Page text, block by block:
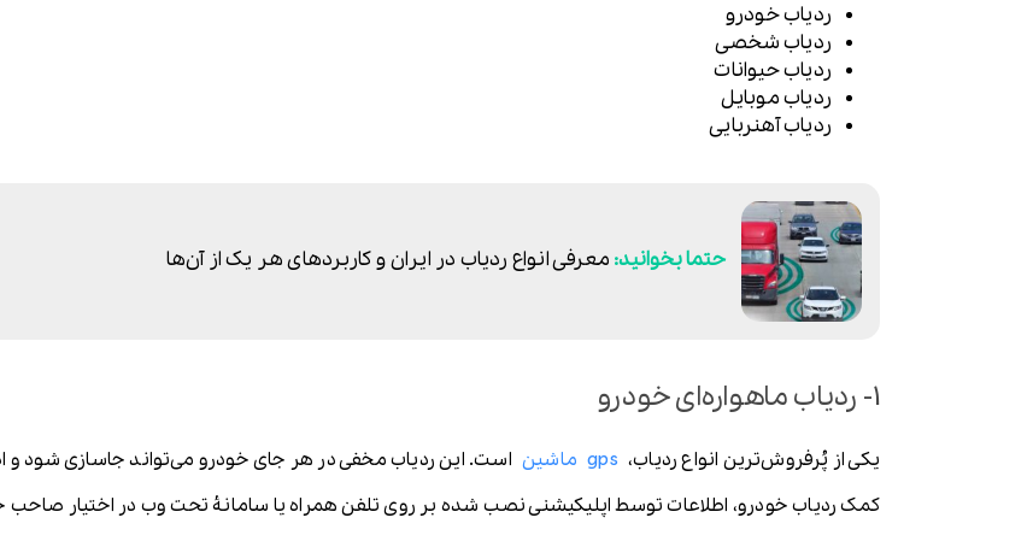
ردیاب خودرو
ردیاب شخصی
ردیاب حیوانات
ردیاب موبایل
ردیاب آهنربایی
معرفی انواع ردیاب در ایران و کاربردهای هر یک از آن‌ها
1- ردیاب ماهواره‌ای خودرو
یکی از پُرفروش‌ترین انواع ردیاب، gps ماشین
است. این ردیاب مخفی در هر جای خودرو می‌تواند جاسازی شود و
کمک ردیاب خودرو، اطلاعات توسط اپلیکیشنی نصب شده بر روی تلفن همراه یا سامانۀ تحت وب در اختیار صاحب